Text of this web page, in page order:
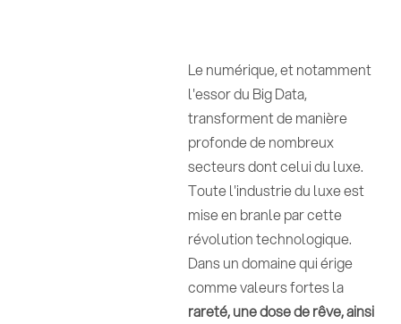
Le numérique, et notamment
l'essor du Big Data,
transforment de manière
profonde de nombreux
secteurs dont celui du luxe.
Toute l'industrie du luxe est
mise en branle par cette
révolution technologique.
Dans un domaine qui érige
comme valeurs fortes la
rareté, une dose de rêve, ainsi